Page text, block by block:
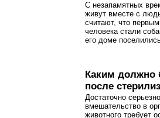
С незапамятных
живут вместе с
считают, что
человека стали
его доме
Каким должно
после
Достаточно
вмешательство в
животного требует